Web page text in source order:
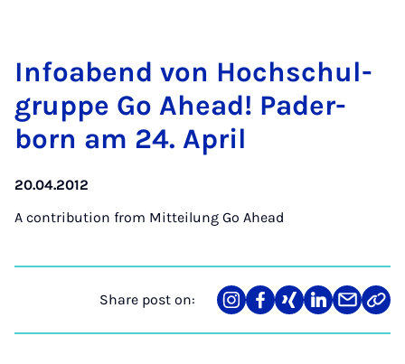
In­foabend von Hoch­schul­
gruppe Go Ahead! Pader­
born am 24. April
20.04.2012
A contribution from Mitteilung Go Ahead
Share post on:
Share
on
Teilen
auf
Teilen
auf
Teilen
auf
Teilen
über
Link